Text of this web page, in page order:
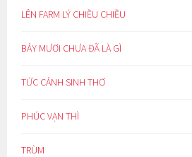
LÊN FARM LÝ CHIỀU CHIỀU
BẢY MƯƠI CHƯA ĐÃ LÀ GÌ
TỨC CẢNH SINH THƠ
PHÚC VẠN THÌ
TRÙM